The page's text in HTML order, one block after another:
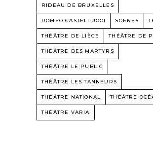
RIDEAU DE BRUXELLES
ROMEO CASTELLUCCI SCENES
THÉÂTRE DE LIÈGE THÉÂTRE DE
THÉÂTRE DES MARTYRS
THÉÂTRE LE PUBLIC
THÉÂTRE LES TANNEURS
THÉÂTRE NATIONAL THÉÂTRE
THÉÂTRE VARIA